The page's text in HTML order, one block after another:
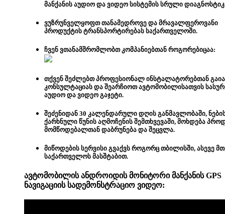
მანქანის აუდიო და ვიდეო სისტემის სრული
ვუზრუნველყოფთ თანამედროვე და მრავალფეროვანი
პროდუქტის ტრანსპორტირებას საქართველოში.
ჩვენ ვთანამშრომლობთ კომპანიებთან როგორებიცაა:
თქვენ შეძლებთპროფესიონალ ინსტალატორებთან
კონსულტაციას და შეარჩიოთ ავტომობილისათვის
აუდიო და ვიდეო გაჯეტი.
შეძენიდან 30 კალენდარული დღის განმავლობაში,
ქარხნული წუნის აღმოჩენის შემთხვევაში, მოხდება
მომწოდებალთან დაბრუნება და შეცვლა.
მიწოდების სერვისი გვაქვს როგორც თბილისში, ასევე
საქართველოს მასშტაბით.
ავტომობილის ანდროიდის მონიტორი მანქანის GPS
ნავიგაციის სადემონსტრაციო ვიდეო: